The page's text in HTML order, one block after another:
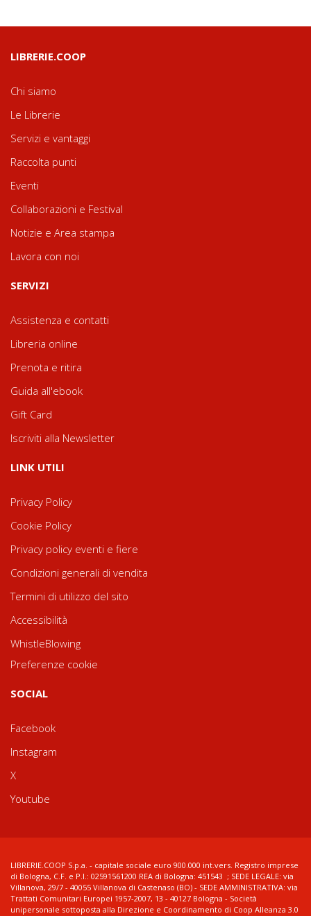
LIBRERIE.COOP
Chi siamo
Le Librerie
Servizi e vantaggi
Raccolta punti
Eventi
Collaborazioni e Festival
Notizie e Area stampa
Lavora con noi
SERVIZI
Assistenza e contatti
Libreria online
Prenota e ritira
Guida all'ebook
Gift Card
Iscriviti alla Newsletter
LINK UTILI
Privacy Policy
Cookie Policy
Privacy policy eventi e fiere
Condizioni generali di vendita
Termini di utilizzo del sito
Accessibilità
WhistleBlowing
Preferenze cookie
SOCIAL
Facebook
Instagram
X
Youtube
LIBRERIE.COOP S.p.a. - capitale sociale euro 900.000 int.vers. Registro imprese
di Bologna, C.F. e P.I.: 02591561200 REA di Bologna: 451543 ; SEDE LEGALE: via
Villanova, 29/7 - 40055 Villanova di Castenaso (BO) - SEDE AMMINISTRATIVA: via
Trattati Comunitari Europei 1957-2007, 13 - 40127 Bologna - Società
unipersonale sottoposta alla Direzione e Coordinamento di Coop Alleanza 3.0